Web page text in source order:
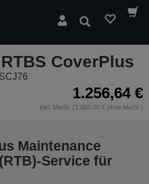
Suchen
CoverPlus
1.256,64 €
inkl. MwSt. (1.056,00 € ohne MwSt.)
Maintenance
Service für